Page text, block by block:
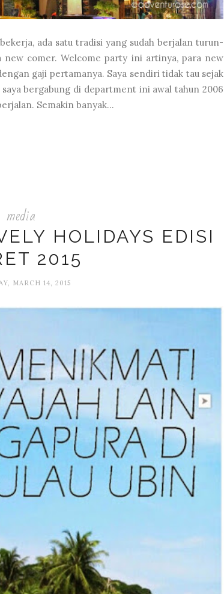
ada satu tradisi yang sudah berjalan turun-
comer. Welcome party ini artinya, para new
gaji pertamanya. Saya sendiri tidak tau sejak
bergabung di department ini awal tahun 2006
Semakin banyak...
media
HOLIDAYS EDISI
2015
MARCH 14, 2015